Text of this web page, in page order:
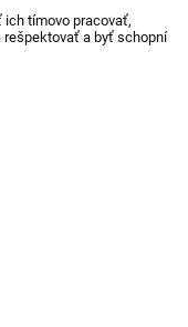
tímovo pracovať,
rešpektovať a byť schopní